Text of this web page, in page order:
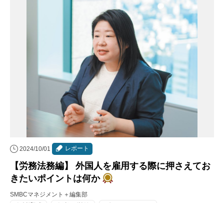
2024/10/01 レポート
【労務法務編】 外国人を雇用する際に押さえてお
きたいポイントは何か
SMBCマネジメント＋編集部